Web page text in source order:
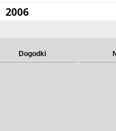
2006
Dogodki